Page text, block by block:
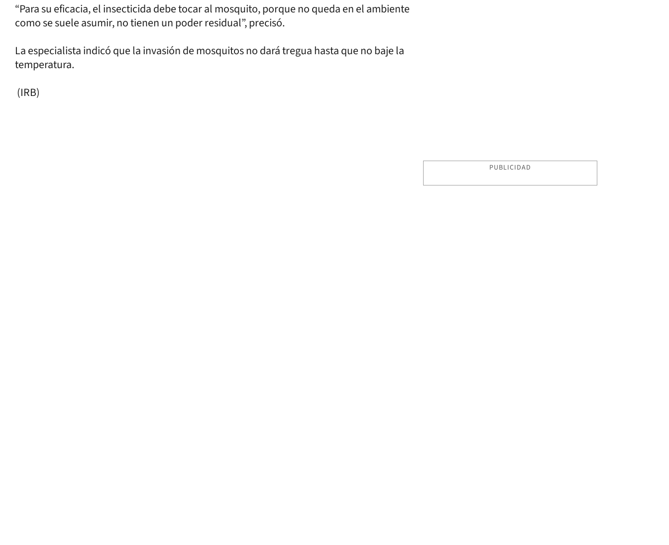
“Para su eficacia, el insecticida debe tocar al mosquito, porque no queda en el ambiente
como se suele asumir, no tienen un poder residual”, precisó.
La especialista indicó que la invasión de mosquitos no dará tregua hasta que no baje la
temperatura.
(IRB)
PUBLICIDAD